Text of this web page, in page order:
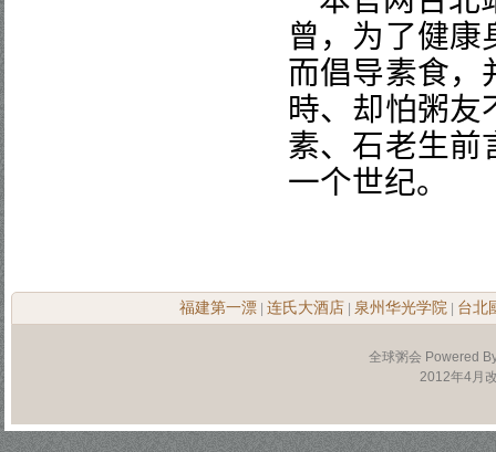
曾，为了健康
而倡导素食，
時、却怕粥友
素、石老生前
一个世纪。
福建第一漂 连氏大酒店 泉州华光学院 台北
全球粥会 Powered
2012年4月